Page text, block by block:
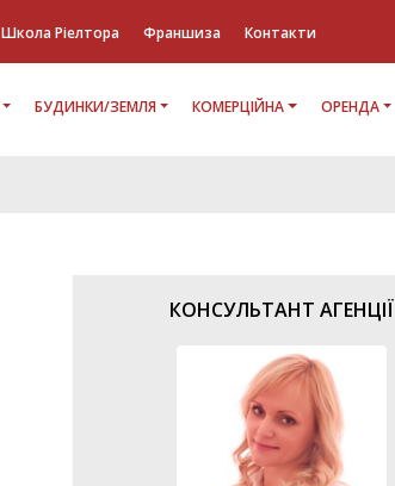
Школа Ріелтора Франшиза Контакти
БУДИНКИ/ЗЕМЛЯ КОМЕРЦІЙНА ОРЕНДА
КОНСУЛЬТАНТ АГЕНЦІЇ